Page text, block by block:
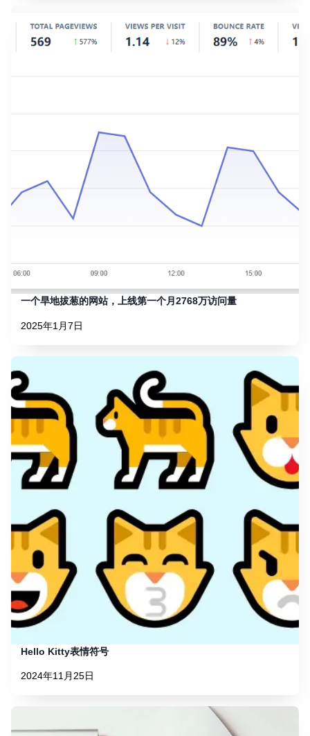
一个旱地拔葱的网站，上线第一个月2768万访问量
2025年1月7日
Hello Kitty表情符号
2024年11月25日